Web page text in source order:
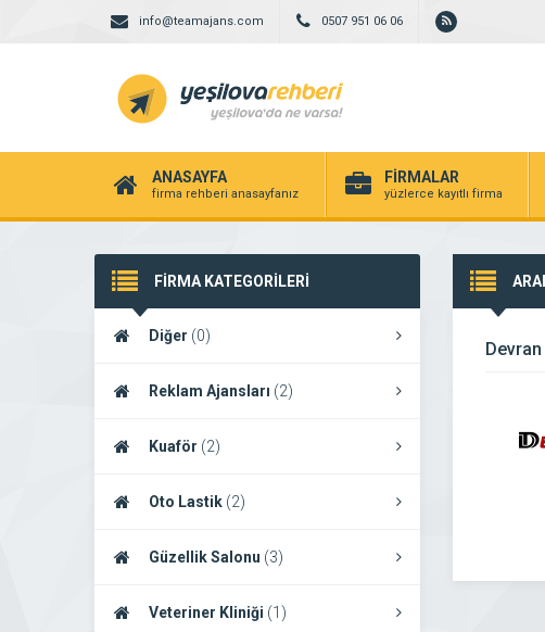
info@teamajans.com 0507 951 06 06
ANASAYFA
firma rehberi anasayfanız
FİRMALAR
yüzlerce kayıtlı firma
FİRMA KATEGORİLERİ
Diğer (0)
Reklam Ajansları (2)
Kuaför (2)
Oto Lastik (2)
Güzellik Salonu (3)
Veteriner Kliniği (1)